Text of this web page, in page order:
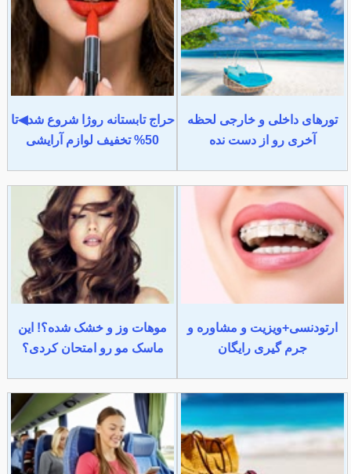
تورهای داخلی و خارجی لحظه
آخری رو از دست نده
حراج تابستانه روژا شروع شد◀تا
50% تخفیف لوازم آرایشی
ارتودنسی+ویزیت و مشاوره و
جرم گیری رایگان
موهات وز و خشک شده؟! این
ماسک مو رو امتحان کردی؟